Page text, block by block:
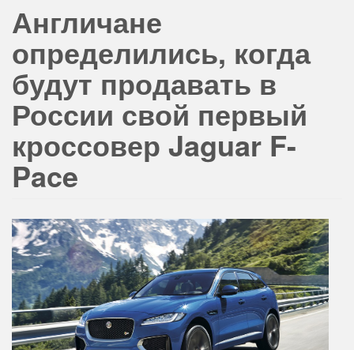
Англичане
определились, когда
будут продавать в
России свой первый
кроссовер Jaguar F-
Pace